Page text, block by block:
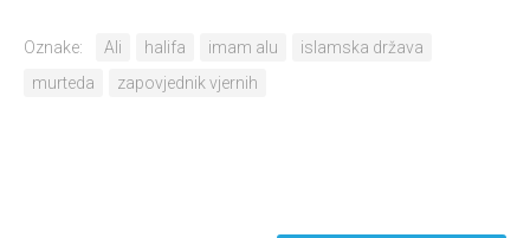
Oznake: Ali halifa imam alu
islamska država
murteda
zapovjednik vjernih